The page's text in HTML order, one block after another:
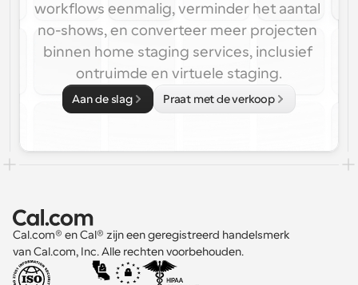
workflows eenmalig, verminder het aantal
no-shows, en converteer meer projecten
binnen home staging services, inclusief
ontruimde en virtuele staging.
Aan de slag Praat met de verkoop
Cal.com® en Cal® zijn een geregistreerd handelsmerk
van Cal.com, Inc. Alle rechten voorbehouden.